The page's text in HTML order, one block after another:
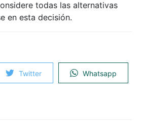
todas las alternativas
en esta decisión.
Twitter Whatsapp